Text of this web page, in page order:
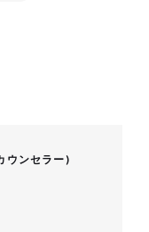
ウンセラー)